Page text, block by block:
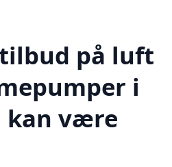
på luft
i
kan være